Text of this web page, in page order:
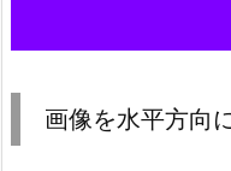
画像を水平方向